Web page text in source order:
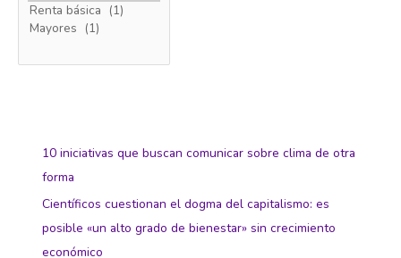
10 iniciativas que buscan comunicar sobre clima de otra
forma
Científicos cuestionan el dogma del capitalismo: es
posible «un alto grado de bienestar» sin crecimiento
económico